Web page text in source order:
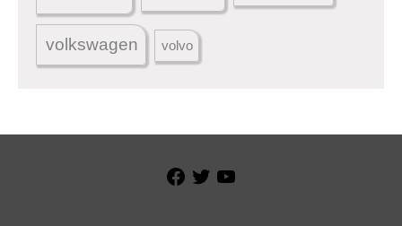
volkswagen volvo
Facebook
Twitter